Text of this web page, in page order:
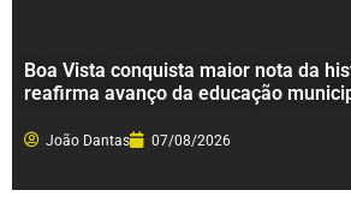
Boa Vista conquista maior nota da
reafirma avanço da educação
João Dantas 07/08/2026